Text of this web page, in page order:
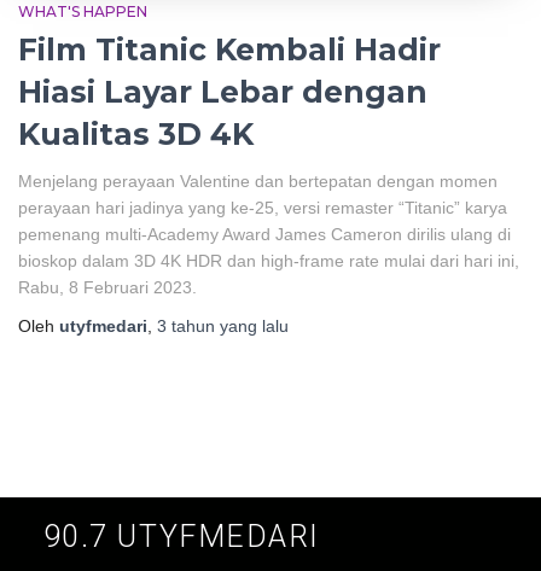
WHAT'S HAPPEN
Film Titanic Kembali Hadir
Hiasi Layar Lebar dengan
Kualitas 3D 4K
Menjelang perayaan Valentine dan bertepatan dengan momen
perayaan hari jadinya yang ke-25, versi remaster “Titanic” karya
pemenang multi-Academy Award James Cameron dirilis ulang di
bioskop dalam 3D 4K HDR dan high-frame rate mulai dari hari ini,
Rabu, 8 Februari 2023.
Oleh utyfmedari 3 tahun yang lalu
90.7 UTYFMEDARI